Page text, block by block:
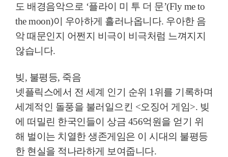
도 배경음악으로 ‘플라이 미 투 더 문’(Fly me to
the moon)이 우아하게 흘러나옵니다. 우아한 음
악 때문인지 어쩐지 비극이 비극처럼 느껴지지
않습니다.
빚, 불평등, 죽음
넷플릭스에서 전 세계 인기 순위 1 위를 기록하며
세계적인 돌풍을 불러일으킨 <오징어 게임>. 빚
에 떠밀린 한국인들이 상금 456억원을 얻기 위
해 벌이는 치열한 생존게임은 이 시대의 불평등
한 현실을 적나라하게 보여줍니다.